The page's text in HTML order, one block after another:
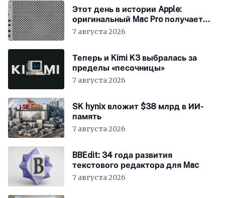
Этот день в истории Apple:
оригинальный Mac Pro получает
мощный процессор Intel
7 августа 2026
Теперь и Kimi K3 выбралась за
пределы «песочницы»
7 августа 2026
SK hynix вложит $38 млрд в ИИ-
память
7 августа 2026
BBEdit: 34 года развития
текстового редактора для Mac
7 августа 2026